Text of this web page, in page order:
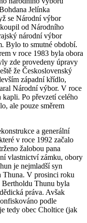
Jelínka
se Národní výbor
od Národního
národní výbor
Bylo to smutné období.
v roce 1983 byla obora
zde provedeny úpravy
že Československý
západní křídlo,
Národní výbor. V roce
Po převzetí celého
ale pouze směrem
a generální
v roce 1992 začalo
žalobou pana
vlastnictví zámku, obory
je nejmladší syn
Thuna. V prosinci roku
Thunu byla
práva. Avšak
podle
tedy obec Choltice (jak